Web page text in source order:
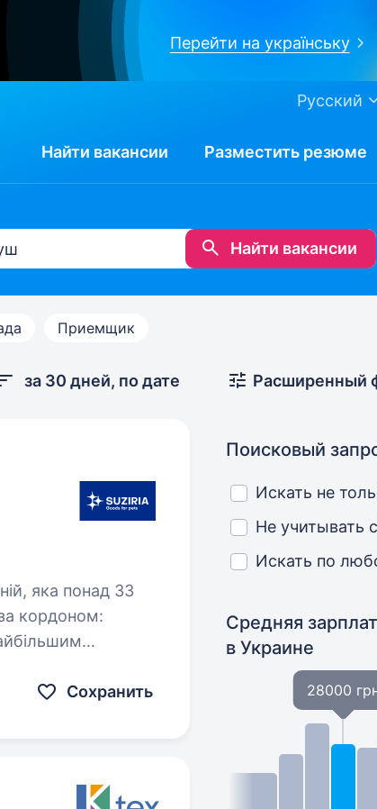
Перейти на українську
Русский
Найти вакансии Разместить резюме
Найти вакансии
Приемщик
за 30 дней, по дате
кордоном:
Сохранить
Расширенный
Поисковый
Искать не
Не учитывать
Искать по
Средняя
в Украине
28000